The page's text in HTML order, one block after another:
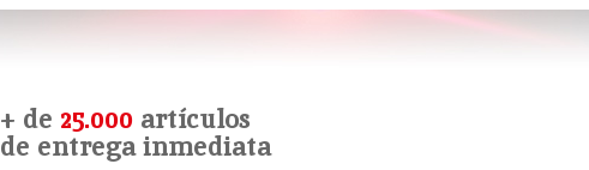
+ de 25.000 artículos
de entrega inmediata